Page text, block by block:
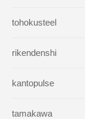
tohokusteel
rikendenshi
kantopulse
tamakawa